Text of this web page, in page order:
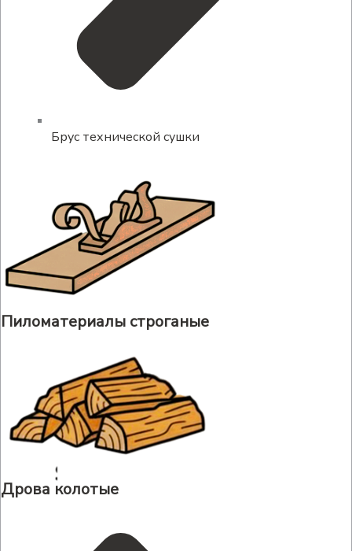
Брус технической сушки
Пиломатериалы строганые
Дрова колотые